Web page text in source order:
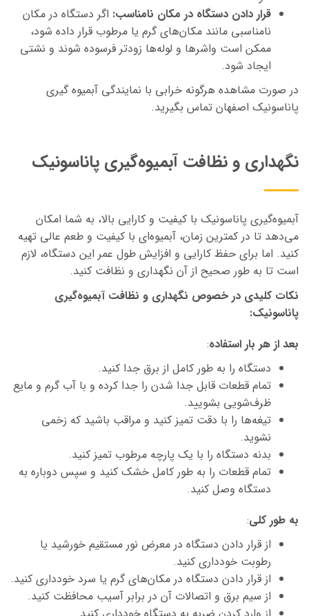
قرار دادن دستگاه در مکان نامناسب: اگر دستگاه در مکان
نامناسبی مانند مکان‌های گرم یا مرطوب قرار داده شود،
ممکن است واشرها و لوله‌ها زودتر فرسوده شوند و نشتی
ایجاد شود.
در صورت مشاهده هرگونه خرابی با نمایندگی آبمیوه گیری
پاناسونیک اصفهان تماس بگیرید.
نگهداری و نظافت آبمیوه‌گیری پاناسونیک
آبمیوه‌گیری پاناسونیک با کیفیت و کارایی بالا، به شما امکان
می‌دهد تا در کمترین زمان، آبمیوه‌ای با کیفیت و طعم عالی تهیه
کنید. اما برای حفظ کارایی و افزایش طول عمر این دستگاه، لازم
است تا به طور صحیح از آن نگهداری و نظافت کنید.
نکات کلیدی در خصوص نگهداری و نظافت آبمیوه‌گیری
پاناسونیک:
بعد از هر بار استفاده:
دستگاه را به طور کامل از برق جدا کنید.
تمام قطعات قابل جدا شدن را جدا کرده و با آب گرم و مایع
ظرف‌شویی بشویید.
تیغه‌ها را با دقت تمیز کنید و مراقب باشید که زخمی
نشوید.
بدنه دستگاه را با یک پارچه مرطوب تمیز کنید.
تمام قطعات را به طور کامل خشک کنید و سپس دوباره به
دستگاه وصل کنید.
به طور کلی:
از قرار دادن دستگاه در معرض نور مستقیم خورشید یا
رطوبت خودداری کنید.
از قرار دادن دستگاه در مکان‌های گرم یا سرد خودداری کنید.
از سیم برق و اتصالات آن در برابر آسیب محافظت کنید.